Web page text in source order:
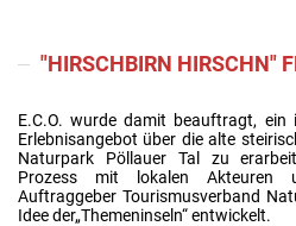
"HIRSCHBIRN HIRSCHN"
E.C.O. wurde damit beauftragt,
Erlebnisangebot über die alte
Naturpark Pöllauer Tal zu
Prozess mit lokalen Akteuren
Auftraggeber Tourismusverband
Idee der„Themeninseln“ entwickelt.